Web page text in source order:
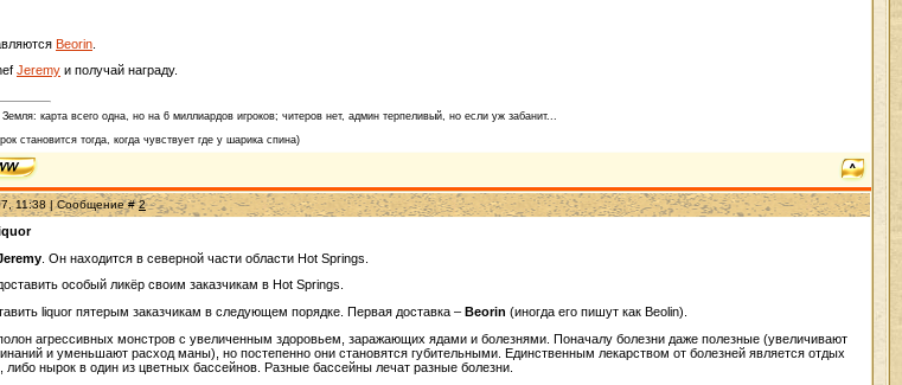
Beorin
Jeremy и получай награду.
карта всего одна, но на 6 миллиардов игроков; читеров нет, админ терпеливый, но если уж забанит...
становится тогда, когда чувствует где у шарика спина)
11:38 | Сообщение #2
. Он находится в северной части области Hot Springs.
особый ликёр своим заказчикам в Hot Springs.
liquor пятерым заказчикам в следующем порядке. Первая доставка – Beorin (иногда его пишут как Beolin).
агрессивных монстров с увеличенным здоровьем, заражающих ядами и болезнями. Поначалу болезни даже полезные (увеличивают
и уменьшают расход маны), но постепенно они становятся губительными. Единственным лекарством от болезней является отдых
либо нырок в один из цветных бассейнов. Разные бассейны лечат разные болезни.